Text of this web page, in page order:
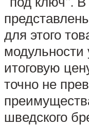
для этого
модульности
итоговую
точно не
шведского